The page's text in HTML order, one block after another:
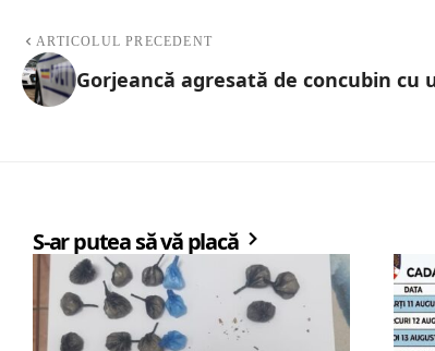
ARTICOLUL PRECEDENT
Gorjeancă agresată de concubin cu
S-ar putea să vă placă